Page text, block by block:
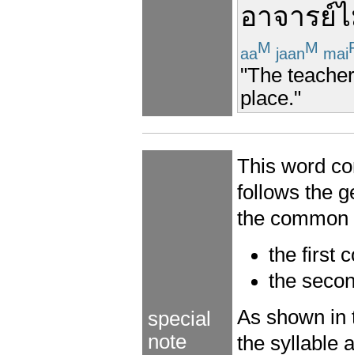
อาจารย์
aaM jaanM mai
"The
place."
special
note
This word
follows the
the
the first
the
As shown
the syllable